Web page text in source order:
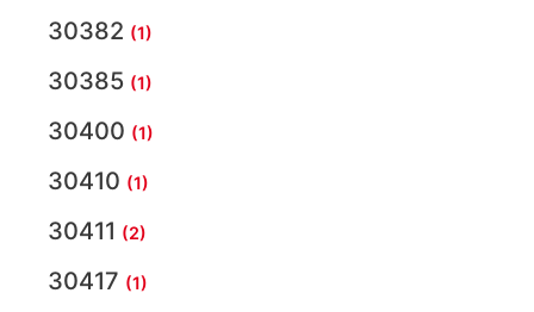
30382 (1)
30385 (1)
30400 (1)
30410 (1)
30411 (2)
30417 (1)